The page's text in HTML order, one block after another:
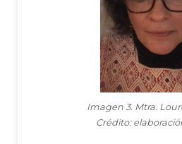
Imagen 3. Mtra.
Crédito: